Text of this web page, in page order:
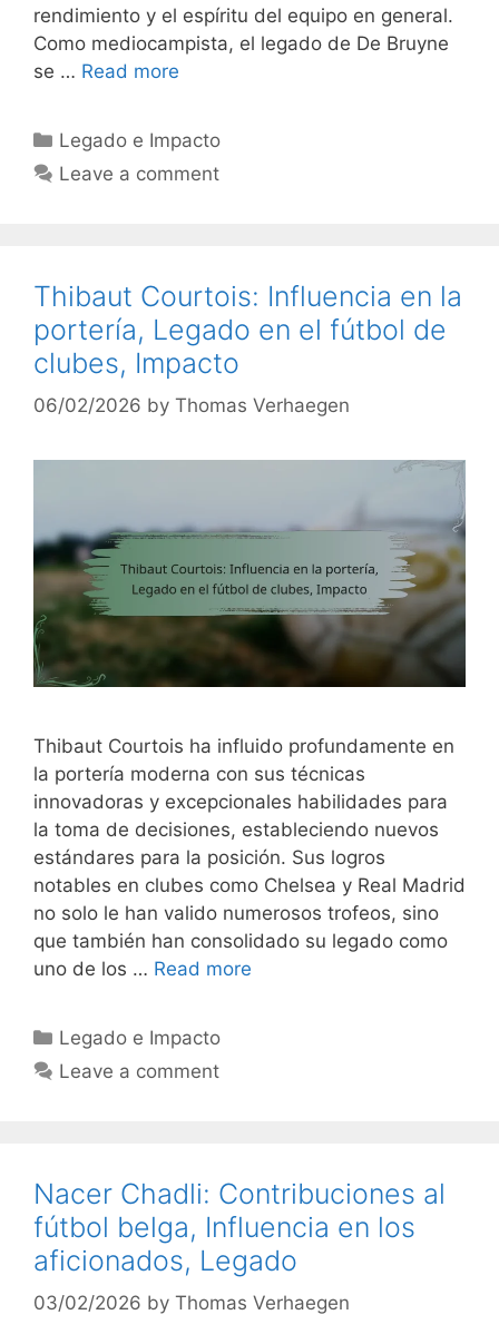
rendimiento y el espíritu del equipo en general.
Como mediocampista, el legado de De Bruyne
se … Read more
Categories
Legado e Impacto
Leave a comment
Thibaut Courtois: Influencia en la
portería, Legado en el fútbol de
clubes, Impacto
06/02/2026 by Thomas Verhaegen
Thibaut Courtois ha influido profundamente en
la portería moderna con sus técnicas
innovadoras y excepcionales habilidades para
la toma de decisiones, estableciendo nuevos
estándares para la posición. Sus logros
notables en clubes como Chelsea y Real Madrid
no solo le han valido numerosos trofeos, sino
que también han consolidado su legado como
uno de los … Read more
Categories
Legado e Impacto
Leave a comment
Nacer Chadli: Contribuciones al
fútbol belga, Influencia en los
aficionados, Legado
03/02/2026 by Thomas Verhaegen